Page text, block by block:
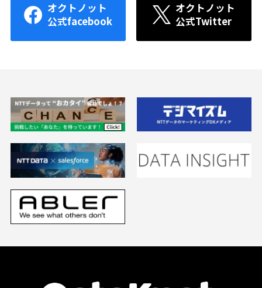
オクトノット
公式facebook
オクトノット
公式Twitter